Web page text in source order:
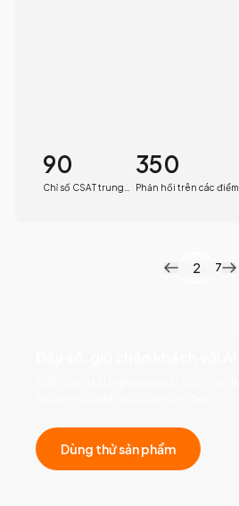
90
Chỉ số CSAT trung
350
Phản hồi trên các điểm
2 7
Dùng thử sản phẩm